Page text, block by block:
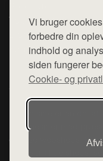
Vi bruger
forbedre din
indhold og
siden fungerer
Cookie- og
Top Rabatter
Blog
Kontakt
Denne side er en del
hjemmesider med
diverse webshops.
henviser til de shops,